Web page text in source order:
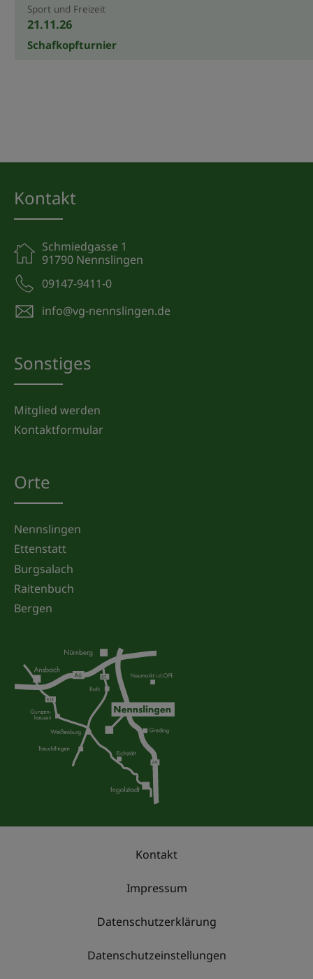
Sport und Freizeit
21.11.26
Schafkopfturnier
Kontakt
Schmiedgasse 1
91790 Nennslingen
09147-9411-0
info@vg-nennslingen.de
Sonstiges
Mitglied werden
Kontaktformular
Orte
Nennslingen
Ettenstatt
Burgsalach
Raitenbuch
Bergen
Kontakt
Impressum
Datenschutzerklärung
Datenschutzeinstellungen